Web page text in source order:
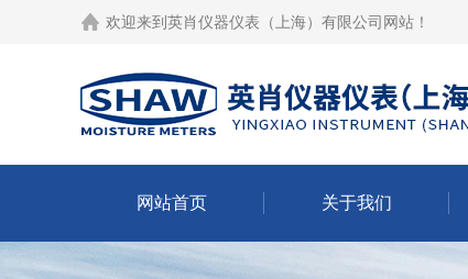
欢迎来到 英肖仪器仪表（上海）有限公司网站 ！
网站首页 关于我们